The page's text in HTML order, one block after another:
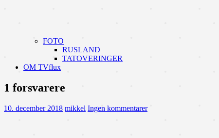
FOTO
RUSLAND
TATOVERINGER
OM TVflux
1 forsvarere
10. december 2018 mikkel Ingen kommentarer